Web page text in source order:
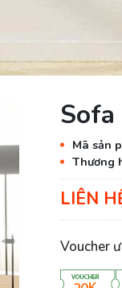
Sofa
Mã sản
Thương
LIÊN
Voucher